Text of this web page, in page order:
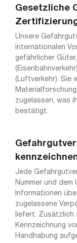
Gesetzliche
Unsere
internationalen
gefährlicher
(Luftverkehr). Sie
zugelassen, was
bestätigt.
Jede
Nummer und
Informationen
zugelassene
liefert. Zusätzlich
Kennzeichnung
Handhabung